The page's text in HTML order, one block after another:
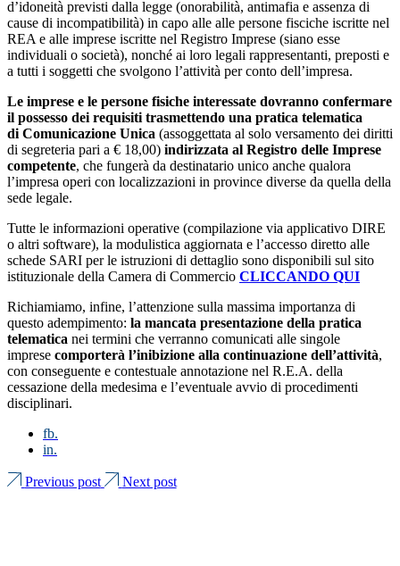
d’idoneità previsti dalla legge (onorabilità, antimafia e assenza di
cause di incompatibilità) in capo alle alle persone fisciche iscritte nel
REA e alle imprese iscritte nel Registro Imprese (siano esse
individuali o società), nonché ai loro legali rappresentanti, preposti e
a tutti i soggetti che svolgono l’attività per conto dell’impresa.
Le imprese e le persone fisiche interessate dovranno confermare
il possesso dei requisiti trasmettendo una pratica telematica
di Comunicazione Unica (assoggettata al solo versamento dei diritti
di segreteria pari a € 18,00) indirizzata al Registro delle Imprese
competente, che fungerà da destinatario unico anche qualora
l’impresa operi con localizzazioni in province diverse da quella della
sede legale.
Tutte le informazioni operative (compilazione via applicativo DIRE
o altri software), la modulistica aggiornata e l’accesso diretto alle
schede SARI per le istruzioni di dettaglio sono disponibili sul sito
istituzionale della Camera di Commercio CLICCANDO QUI
Richiamiamo, infine, l’attenzione sulla massima importanza di
questo adempimento: la mancata presentazione della pratica
telematica nei termini che verranno comunicati alle singole
imprese comporterà l’inibizione alla continuazione dell’attività,
con conseguente e contestuale annotazione nel R.E.A. della
cessazione della medesima e l’eventuale avvio di procedimenti
disciplinari.
fb.
in.
Previous post Next post